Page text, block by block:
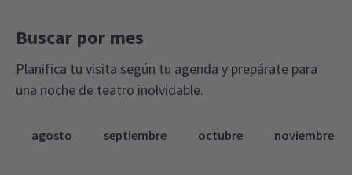
Buscar por mes
Planifica tu visita según tu agenda y prepárate para
una noche de teatro inolvidable.
agosto septiembre octubre noviembre